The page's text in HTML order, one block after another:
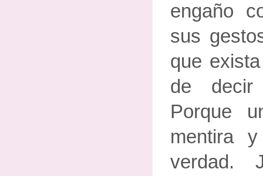
engaño
sus
que
de
Porque
mentira
verdad.